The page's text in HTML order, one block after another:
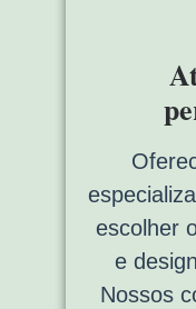
escolher
e
Nossos